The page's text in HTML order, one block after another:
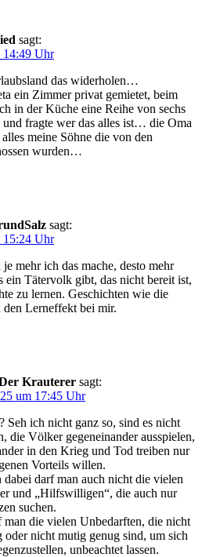
sagt:
14:49 Uhr
das widerholen…
ein Zimmer privat gemietet, beim
in der Küche eine Reihe von sechs
und fragte wer das alles ist… die Oma
meine Söhne die von den
wurden…
sagt:
15:24 Uhr
mehr ich das mache, desto mehr
ein Tätervolk gibt, das nicht bereit ist,
zu lernen. Geschichten wie die
den Lerneffekt bei mir.
Krauterer sagt:
um 17:45 Uhr
Seh ich nicht ganz so, sind es nicht
die Völker gegeneinander ausspielen,
in den Krieg und Tod treiben nur
Vorteils willen.
dabei darf man auch nicht die vielen
und „Hilfswilligen“, die auch nur
suchen.
man die vielen Unbedarften, die nicht
nicht mutig genug sind, um sich
unbeachtet lassen.